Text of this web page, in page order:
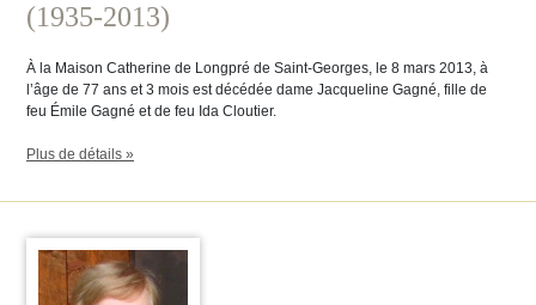
(1935-2013)
À la Maison Catherine de Longpré de Saint-Georges, le 8 mars 2013, à
l’âge de 77 ans et 3 mois est décédée dame Jacqueline Gagné, fille de
feu Émile Gagné et de feu Ida Cloutier.
Plus de détails »